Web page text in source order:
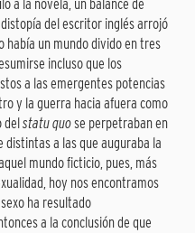
a la novela, un balance de
del escritor inglés arrojó
había un mundo divido en tres
incluso que los
a las emergentes potencias
y la guerra hacia afuera como
del statu quose perpetraban en
a las que auguraba la
mundo ficticio, pues, más
hoy nos encontramos
ha resultado
a la conclusión de que